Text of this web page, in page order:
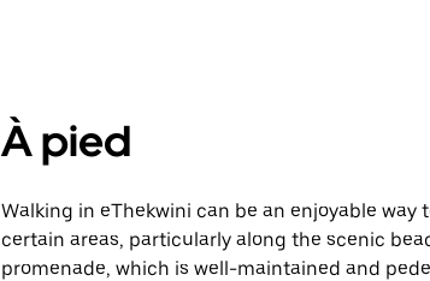
À pied
Walking in eThekwini can be an enjoyable way
certain areas, particularly along the scenic
promenade, which is well-maintained and